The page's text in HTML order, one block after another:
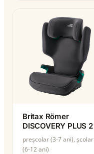
Britax Römer
DISCOVERY PLUS 2
preșcolar (3-7 ani), școlar
(6-12 ani)